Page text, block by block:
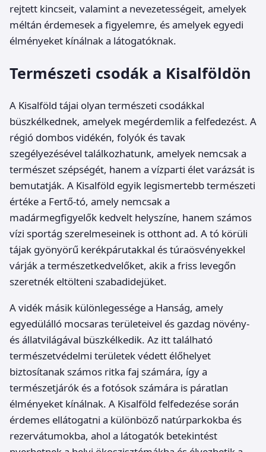
rejtett kincseit, valamint a nevezetességeit, amelyek
méltán érdemesek a figyelemre, és amelyek egyedi
élményeket kínálnak a látogatóknak.
Természeti csodák a Kisalföldön
A Kisalföld tájai olyan természeti csodákkal
büszkélkednek, amelyek megérdemlik a felfedezést. A
régió dombos vidékén, folyók és tavak
szegélyezésével találkozhatunk, amelyek nemcsak a
természet szépségét, hanem a vízparti élet varázsát is
bemutatják. A Kisalföld egyik legismertebb természeti
értéke a Fertő-tó, amely nemcsak a
madármegfigyelők kedvelt helyszíne, hanem számos
vízi sportág szerelmeseinek is otthont ad. A tó körüli
tájak gyönyörű kerékpárutakkal és túraösvényekkel
várják a természetkedvelőket, akik a friss levegőn
szeretnék eltölteni szabadidejüket.
A vidék másik különlegessége a Hanság, amely
egyedülálló mocsaras területeivel és gazdag növény-
és állatvilágával büszkélkedik. Az itt található
természetvédelmi területek védett élőhelyet
biztosítanak számos ritka faj számára, így a
természetjárók és a fotósok számára is páratlan
élményeket kínálnak. A Kisalföld felfedezése során
érdemes ellátogatni a különböző natúrparkokba és
rezervátumokba, ahol a látogatók betekintést